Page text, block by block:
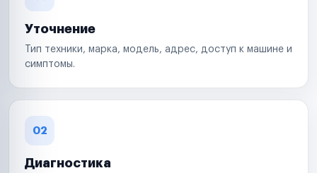
Уточнение
Тип техники, марка, модель, адрес, доступ к машине и
симптомы.
02
Диагностика